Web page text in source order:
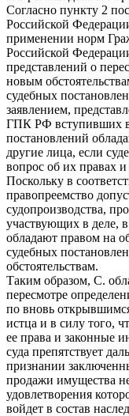
Согласно пункту 2
Российской
применении норм
Российской
представлений о
новым
судебных
заявлением,
ГПК РФ вступивших
постановлений
другие лица, если
вопрос об их правах и
Поскольку в
правопреемство
судопроизводства,
участвующих в деле,
обладают правом на
судебных
обстоятельствам.
Таким образом, С.
пересмотре
по вновь
истца и в силу того,
ее права и законные
суда препятствует
признании
продажи имущества
удовлетворения
войдет в состав